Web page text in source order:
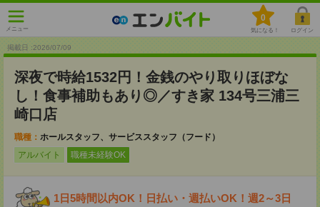
メニュー
0
気になる！ ログイン
掲載日 :2026/07/09
深夜で時給1532円！金銭のやり取りほぼな
し！食事補助もあり◎／すき家 134号三浦三
崎口店
職種： ホールスタッフ、サービススタッフ（フード）
アルバイト
職種未経験OK
1日5時間以内OK！日払い・週払いOK！週2～3日